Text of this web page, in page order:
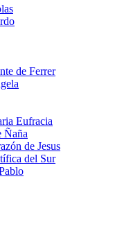
de Ferrer
Eufracia
Ñaña
de Jesus
del Sur